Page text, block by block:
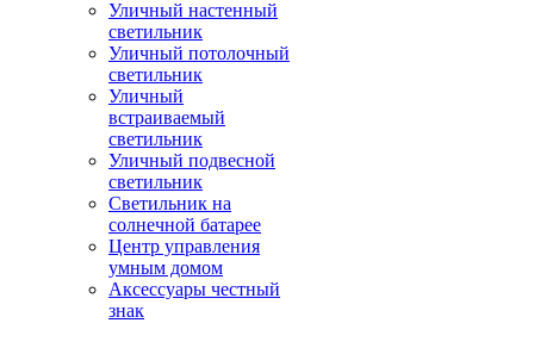
Уличный настенный
светильник
Уличный потолочный
светильник
Уличный
встраиваемый
светильник
Уличный подвесной
светильник
Светильник на
солнечной батарее
Центр управления
умным домом
Аксессуары честный
знак